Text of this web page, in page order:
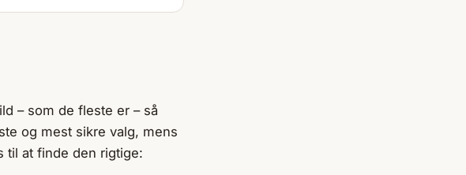
– som de fleste er – så
og mest sikre valg, mens
til at finde den rigtige: